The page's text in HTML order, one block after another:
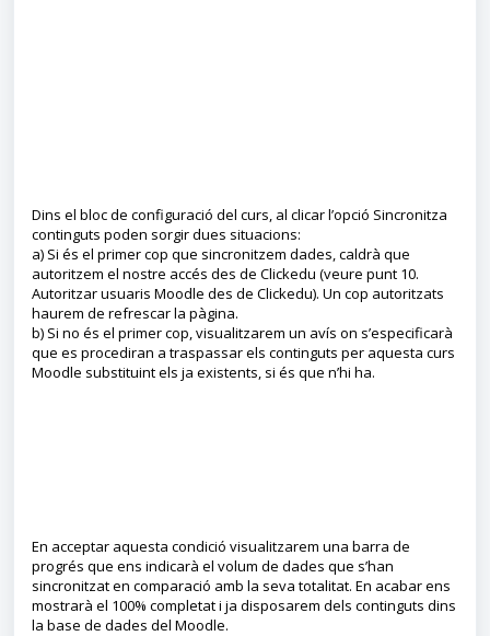
Dins el bloc de configuració del curs, al clicar l’opció Sincronitza
continguts poden sorgir dues situacions:
a) Si és el primer cop que sincronitzem dades, caldrà que
autoritzem el nostre accés des de Clickedu (veure punt 10.
Autoritzar usuaris Moodle des de Clickedu). Un cop autoritzats
haurem de refrescar la pàgina.
b) Si no és el primer cop, visualitzarem un avís on s’especificarà
que es procediran a traspassar els continguts per aquesta curs
Moodle substituint els ja existents, si és que n’hi ha.
En acceptar aquesta condició visualitzarem una barra de
progrés que ens indicarà el volum de dades que s’han
sincronitzat en comparació amb la seva totalitat. En acabar ens
mostrarà el 100% completat i ja disposarem dels continguts dins
la base de dades del Moodle.